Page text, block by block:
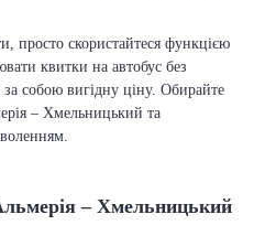
просто скористайтеся функцією
квитки на автобус без
за собою вигідну ціну. Обирайте
– Хмельницький та
– Хмельницький